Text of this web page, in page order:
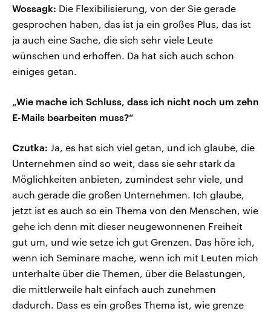
Wossagk: Die Flexibilisierung, von der Sie gerade
gesprochen haben, das ist ja ein großes Plus, das ist
ja auch eine Sache, die sich sehr viele Leute
wünschen und erhoffen. Da hat sich auch schon
einiges getan.
„Wie mache ich Schluss, dass ich nicht noch um zehn
E-Mails bearbeiten muss?“
Czutka: Ja, es hat sich viel getan, und ich glaube, die
Unternehmen sind so weit, dass sie sehr stark da
Möglichkeiten anbieten, zumindest sehr viele, und
auch gerade die großen Unternehmen. Ich glaube,
jetzt ist es auch so ein Thema von den Menschen, wie
gehe ich denn mit dieser neugewonnenen Freiheit
gut um, und wie setze ich gut Grenzen. Das höre ich,
wenn ich Seminare mache, wenn ich mit Leuten mich
unterhalte über die Themen, über die Belastungen,
die mittlerweile halt einfach auch zunehmen
dadurch. Dass es ein großes Thema ist, wie grenze